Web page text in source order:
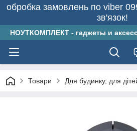
обробка замовлень по viber
зв'язок!
НОУТКОМПЛЕКТ - гаджеты и
Товари Для будинку, для